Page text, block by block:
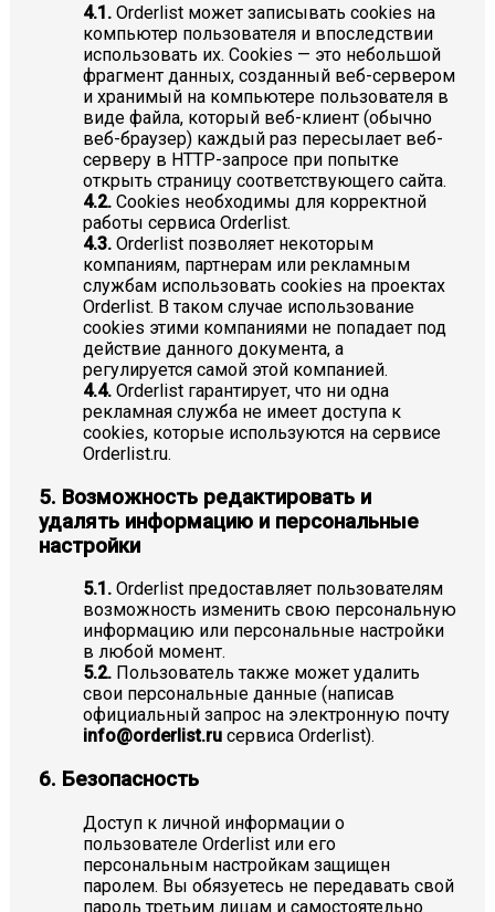
4.1.Orderlist может записывать cookies на
компьютер пользователя и впоследствии
использовать их. Сookies — это небольшой
фрагмент данных, созданный веб-сервером
и хранимый на компьютере пользователя в
виде файла, который веб-клиент (обычно
веб-браузер) каждый раз пересылает веб-
серверу в HTTP-запросе при попытке
открыть страницу соответствующего сайта.
4.2.Сookies необходимы для корректной
работы сервиса Orderlist.
4.3.Orderlist позволяет некоторым
компаниям, партнерам или рекламным
службам использовать cookies на проектах
Orderlist. В таком случае использование
cookies этими компаниями не попадает под
действие данного документа, а
регулируется самой этой компанией.
4.4.Orderlist гарантирует, что ни одна
рекламная служба не имеет доступа к
cookies, которые используются на сервисе
Orderlist.ru.
5. Возможность редактировать и
удалять информацию и персональные
настройки
5.1.Orderlist предоставляет пользователям
возможность изменить свою персональную
информацию или персональные настройки
в любой момент.
5.2.Пользователь также может удалить
свои персональные данные (написав
официальный запрос на электронную почту
info@orderlist.ruсервиса Orderlist).
6. Безопасность
Доступ к личной информации о
пользователе Orderlist или его
персональным настройкам защищен
паролем. Вы обязуетесь не передавать свой
пароль третьим лицам и самостоятельно